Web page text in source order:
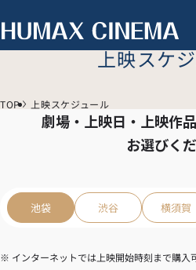
上映スケ
TOP 上映スケジュール
劇場・上映日・上映作
お選びく
池袋 渋谷 横須賀
※ インターネットでは上映開始時刻まで購入